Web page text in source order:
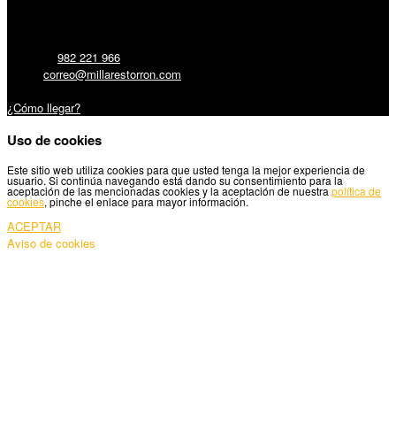
982 221 966
correo@millarestorron.com
¿Cómo llegar?
Uso de cookies
Este sitio web utiliza cookies para que usted tenga la mejor experiencia de
usuario. Si continúa navegando está dando su consentimiento para la
aceptación de las mencionadas cookies y la aceptación de nuestra política de
cookies, pinche el enlace para mayor información.
ACEPTAR
Aviso de cookies